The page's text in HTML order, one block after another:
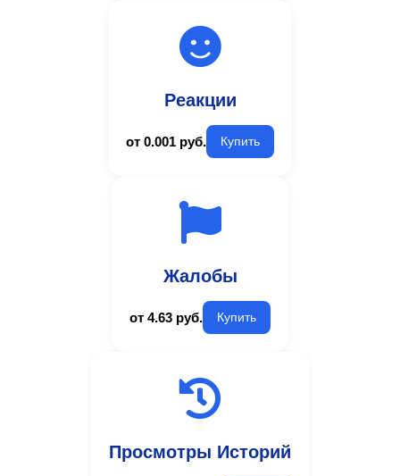
Реакции
от 0.001 руб. Купить
Жалобы
от 4.63 руб. Купить
Просмотры Историй